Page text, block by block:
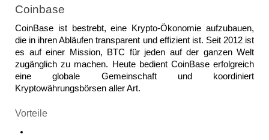
Coinbase
CoinBase ist bestrebt, eine Krypto-Ökonomie aufzubauen,
die in ihren Abläufen transparent und effizient ist. Seit 2012 ist
es auf einer Mission, BTC für jeden auf der ganzen Welt
zugänglich zu machen. Heute bedient CoinBase erfolgreich
eine globale Gemeinschaft und koordiniert
Kryptowährungsbörsen aller Art.
Vorteile